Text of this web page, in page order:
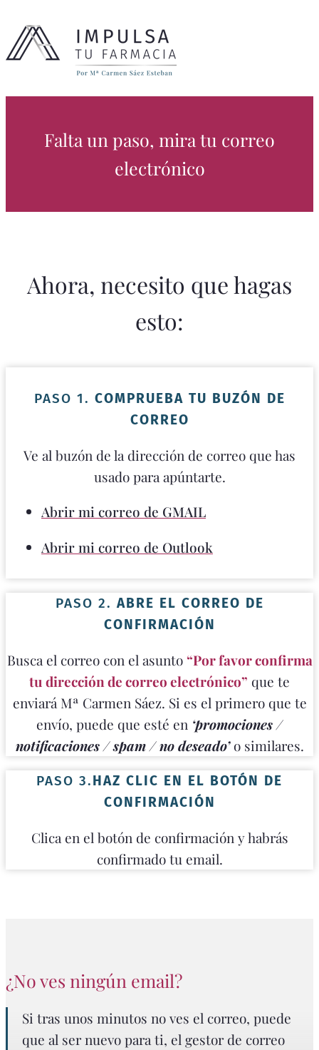
Falta un paso, mira tu correo
electrónico
Ahora, necesito que hagas
esto:
PASO 1. COMPRUEBA TU BUZÓN DE
CORREO
Ve al buzón de la dirección de correo que has
usado para apúntarte.
Abrir mi correo de GMAIL
Abrir mi correo de Outlook
PASO 2.ABRE EL CORREO DE
CONFIRMACIÓN
Busca el correo con el asunto“Por favor confirma
tu dirección de correo electrónico” que te
enviará Mª Carmen Sáez. Si es el primero que te
envío, puede que esté en ‘promociones /
notificaciones / spam / no deseado’o similares.
PASO 3.HAZ CLIC EN EL BOTÓN DE
CONFIRMACIÓN
Clica en el botón de confirmación y habrás
confirmado tu email.
¿No ves ningún email?
Si tras unos minutos no ves el correo, puede
que al ser nuevo para ti, el gestor de correo